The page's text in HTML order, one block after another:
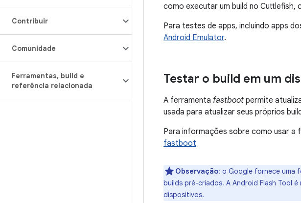
Contribuir
Comunidade
Ferramentas, build e
referência relacionada
como executar um build no Cuttlefish,
Para testes de apps, incluindo apps
Android Emulator.
Testar o build em um
A ferramenta fastboot permite
usada para atualizar seus próprios
Para informações sobre como usar
fastboot
Observação: o Google fornece uma
builds pré-criados. A Android Flash Tool
dispositivos.